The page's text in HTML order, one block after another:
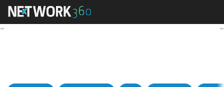
Orlandi: “E-fattura fuori dagli